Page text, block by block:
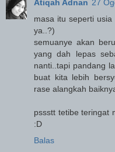
Atiqah Adnan 27
masa itu seperti
ya..?)
semuanye akan
yang dah lepas
nanti..tapi pandang
buat kita lebih
rase alangkah
pssstt tetibe teringat
:D
Balas